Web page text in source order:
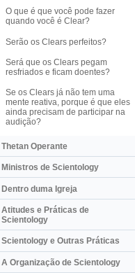
O que é que você pode fazer
quando você é Clear?
Serão os Clears perfeitos?
Será que os Clears pegam
resfriados e ficam doentes?
Se os Clears já não tem uma
mente reativa, porque é que eles
ainda precisam de participar na
audição?
Thetan Operante
Ministros de Scientology
Dentro duma Igreja
Atitudes e Práticas de
Scientology
Scientology e Outras Práticas
A Organização de Scientology